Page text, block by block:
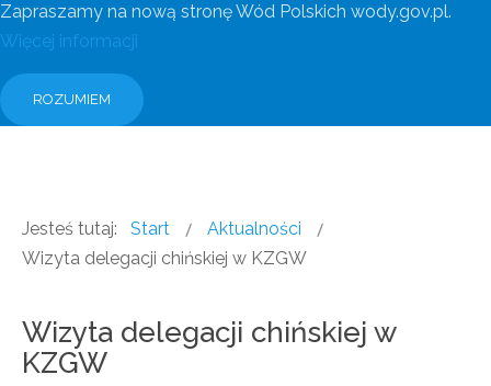
Zapraszamy na nową stronę Wód Polskich wody.gov.pl.
Więcej informacji
ROZUMIEM
Jesteś tutaj: Start
Aktualności
Wizyta delegacji chińskiej w KZGW
Wizyta delegacji chińskiej w
KZGW